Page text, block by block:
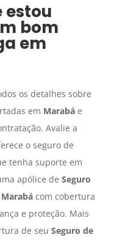
estou
bom
em
os detalhes sobre
em Marabáe
Avalie a
o seguro de
tenha suporte em
apólice de Seguro
Marabácom cobertura
e proteção. Mais
de seu Seguro de